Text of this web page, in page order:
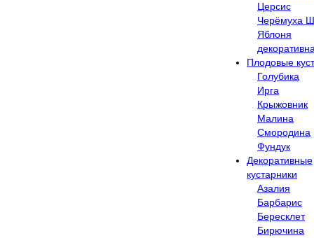
Церсис
Черёмуха
Яблоня
Плодовые
Голубика
Ирга
Крыжовник
Малина
Смородина
Фундук
Декоративные
кустарники
Азалия
Барбарис
Бересклет
Бирючина